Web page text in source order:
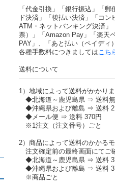
「代金引換」「銀行振込」「
ド決済」「後払い決済」「コ
ATM・ネットバンキング決済」
票）」「Amazon Pay」「楽天
PAY」、「あと払い（ペイディ
各種手数料につきましてはこち
送料について
1）地域によって送料がかかり
◆北海道～鹿児島県 ⇒ 送料
◆沖縄県および離島 ⇒ 送料
◆メール便 ⇒ 送料 370円
※1注文（注文番号）ごと
2）商品によって送料のかかる
注文確定前の最終画面にてご
◆北海道～鹿児島県 ⇒ 送料
◆沖縄県および離島 ⇒ 送料
※商品ごと